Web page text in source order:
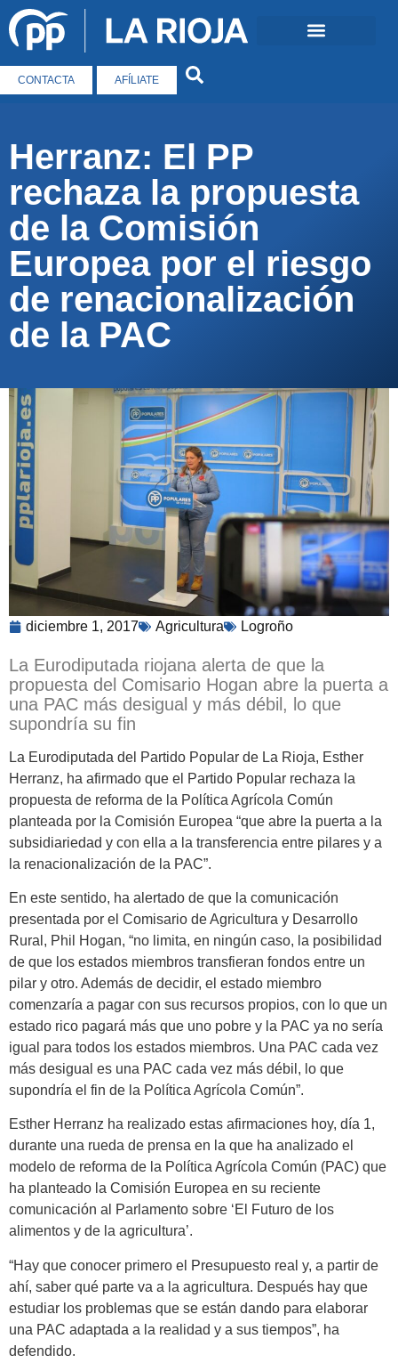
CONTACTA AFÍLIATE
Herranz: El PP
rechaza la propuesta
de la Comisión
Europea por el riesgo
de renacionalización
de la PAC
diciembre 1, 2017 Agricultura Logroño
La Eurodiputada riojana alerta de que la
propuesta del Comisario Hogan abre la puerta a
una PAC más desigual y más débil, lo que
supondría su fin
La Eurodiputada del Partido Popular de La Rioja, Esther
Herranz, ha afirmado que el Partido Popular rechaza la
propuesta de reforma de la Política Agrícola Común
planteada por la Comisión Europea “que abre la puerta a la
subsidiariedad y con ella a la transferencia entre pilares y a
la renacionalización de la PAC”.
En este sentido, ha alertado de que la comunicación
presentada por el Comisario de Agricultura y Desarrollo
Rural, Phil Hogan, “no limita, en ningún caso, la posibilidad
de que los estados miembros transfieran fondos entre un
pilar y otro. Además de decidir, el estado miembro
comenzaría a pagar con sus recursos propios, con lo que un
estado rico pagará más que uno pobre y la PAC ya no sería
igual para todos los estados miembros. Una PAC cada vez
más desigual es una PAC cada vez más débil, lo que
supondría el fin de la Política Agrícola Común”.
Esther Herranz ha realizado estas afirmaciones hoy, día 1,
durante una rueda de prensa en la que ha analizado el
modelo de reforma de la Política Agrícola Común (PAC) que
ha planteado la Comisión Europea en su reciente
comunicación al Parlamento sobre ‘El Futuro de los
alimentos y de la agricultura’.
“Hay que conocer primero el Presupuesto real y, a partir de
ahí, saber qué parte va a la agricultura. Después hay que
estudiar los problemas que se están dando para elaborar
una PAC adaptada a la realidad y a sus tiempos”, ha
defendido.